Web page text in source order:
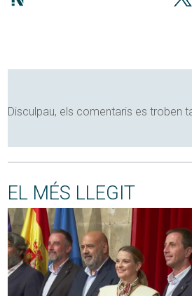
Disculpau, els comentaris es troben
EL MÉS LLEGIT